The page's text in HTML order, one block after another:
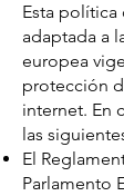
Esta política
adaptada a
europea
protección
internet. En
las
El
Parlamento